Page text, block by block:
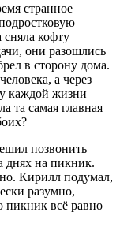
странное
кофту
они разошлись
в сторону дома.
а через
у каждой жизни
та самая главная
позвонить
днях на пикник.
Кирилл подумал,
разумно,
пикник всё равно